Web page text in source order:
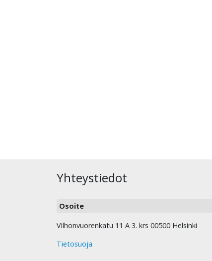
Yhteystiedot
Osoite
Vilhonvuorenkatu 11 A 3. krs 00500 Helsinki
Tietosuoja